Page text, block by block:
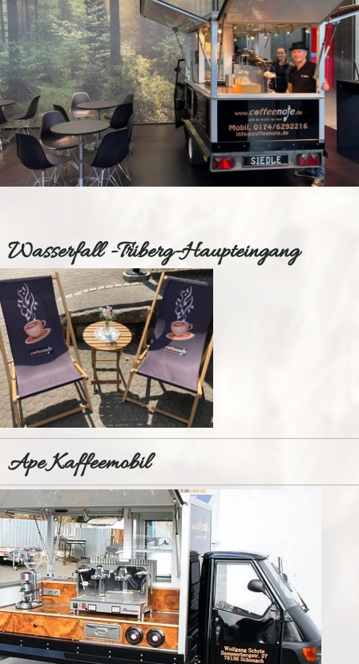
Wasserfall -Triberg-Haupteingang
Ape Kaffeemobil